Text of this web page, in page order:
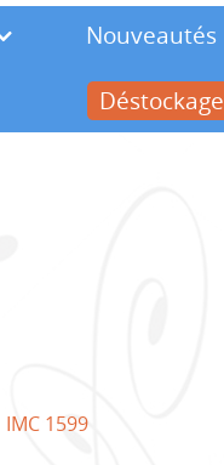
Nouveautés
Déstockage
IMC 1599